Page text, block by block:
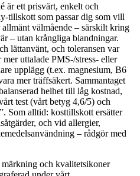
är ett prisvärt, enkelt och
tillskott som passar dig som vill
välmående – särskilt kring
– utan krångliga blandningar.
lättanvänt, och toleransen var
uttalade PMS-/stress- eller
upplägg (t.ex. magnesium, B6
mer träffsäkert. Sammantaget
helhet till låg kostnad,
test (vårt betyg 4,6/5) och
Som alltid: kosttillskott ersätter
och vid allergier,
– rådgör med